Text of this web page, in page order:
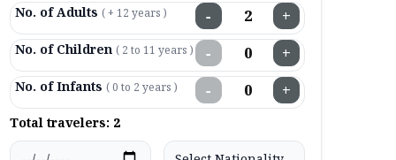
No. of Adults ( + 12 years ) − +
No. of Children ( 2 to 11 years ) − +
No. of Infants ( 0 to 2 years ) − +
Total travelers: 2